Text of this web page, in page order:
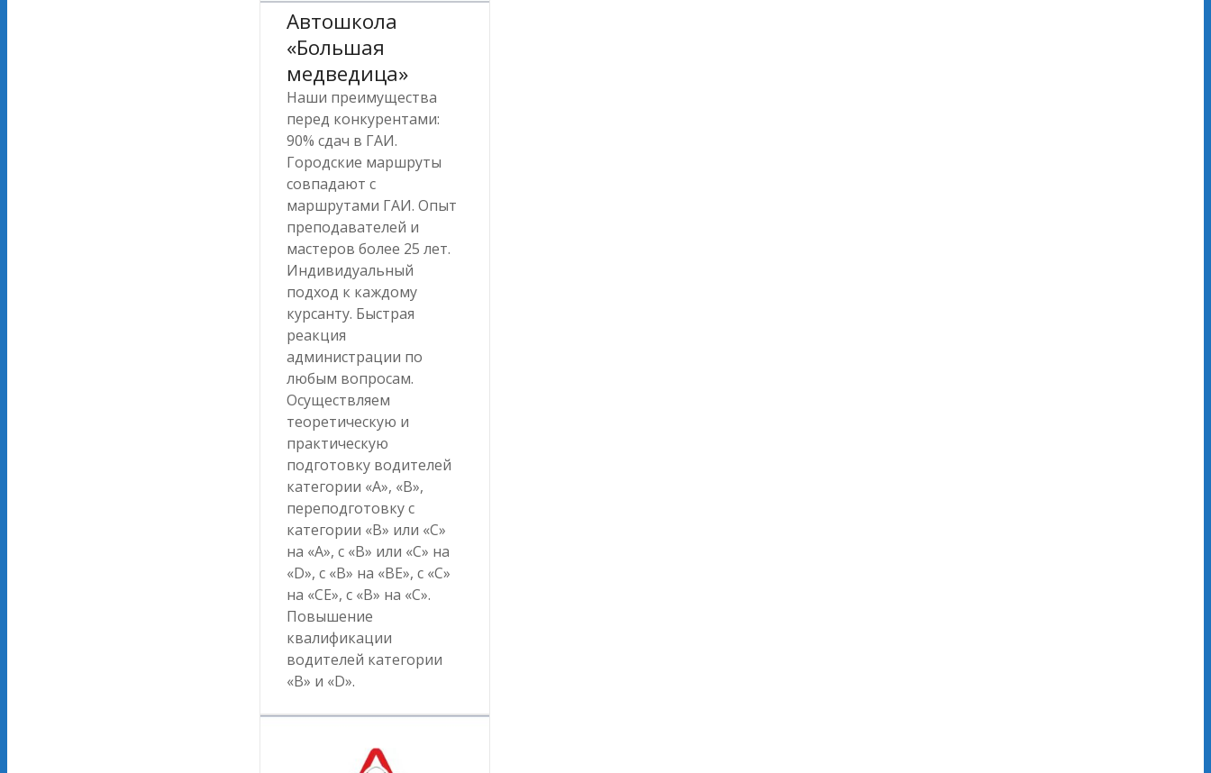
Автошкола
«Большая
медведица»
Наши преимущества
перед конкурентами:
90% сдач в ГАИ.
Городские маршруты
совпадают с
маршрутами ГАИ. Опыт
преподавателей и
мастеров более 25 лет.
Индивидуальный
подход к каждому
курсанту. Быстрая
реакция
администрации по
любым вопросам.
Осуществляем
теоретическую и
практическую
подготовку водителей
категории «А», «B»,
переподготовку с
категории «B» или «C»
на «А», с «B» или «C» на
«D», с «B» на «BE», с «C»
на «CE», с «В» на «С».
Повышение
квалификации
водителей категории
«В» и «D».